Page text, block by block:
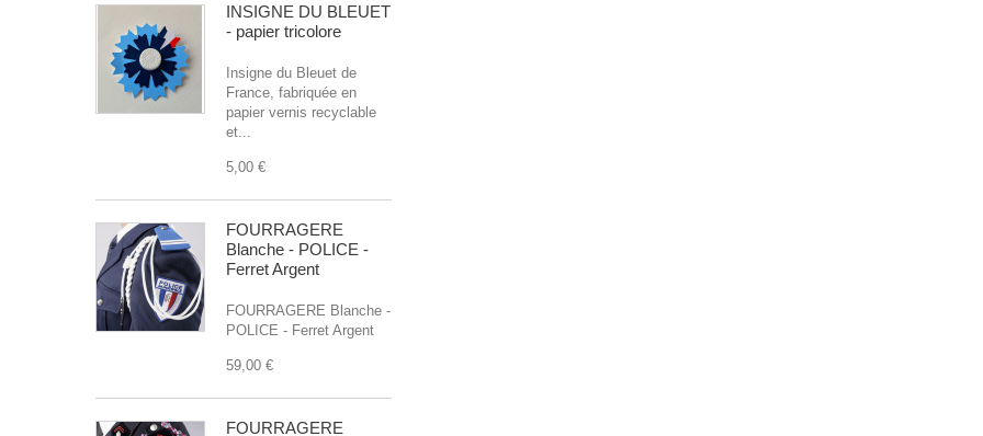
INSIGNE DU BLEUET
- papier tricolore
Insigne du Bleuet de
France, fabriquée en
papier vernis recyclable
et...
5,00 €
FOURRAGERE
Blanche - POLICE -
Ferret Argent
FOURRAGERE Blanche -
POLICE - Ferret Argent
59,00 €
FOURRAGERE